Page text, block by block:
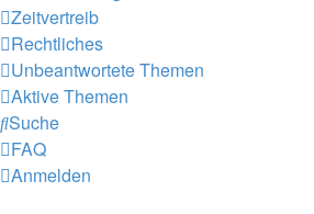
Zeitvertreib
Rechtliches
Unbeantwortete Themen
Aktive Themen
Suche
FAQ
Anmelden